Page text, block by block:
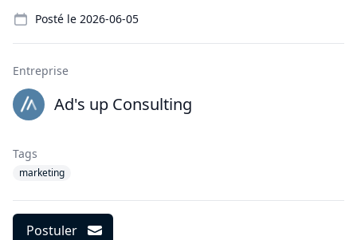
Posté le 2026-06-05
Entreprise
Ad's up Consulting
Tags
marketing
Postuler